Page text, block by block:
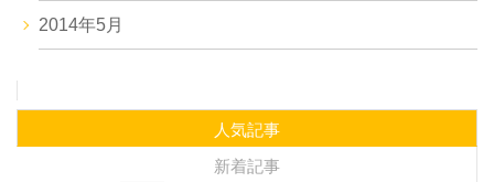
2014年5月
人気記事
新着記事